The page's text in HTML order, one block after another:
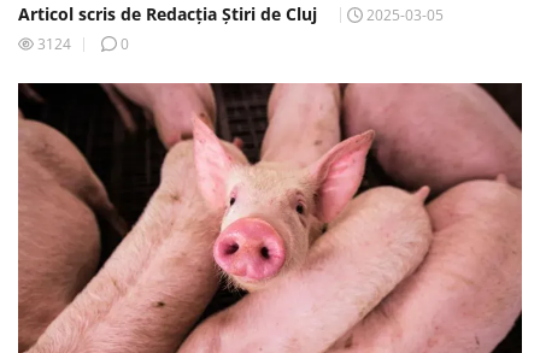
Articol scris de Redacția Știri de Cluj
2025-03-05
3124
0